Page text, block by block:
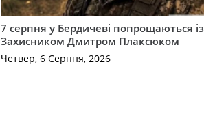
7 серпня у Бердичеві попрощаються із
Захисником Дмитром Плаксюком
Четвер, 6 Серпня, 2026